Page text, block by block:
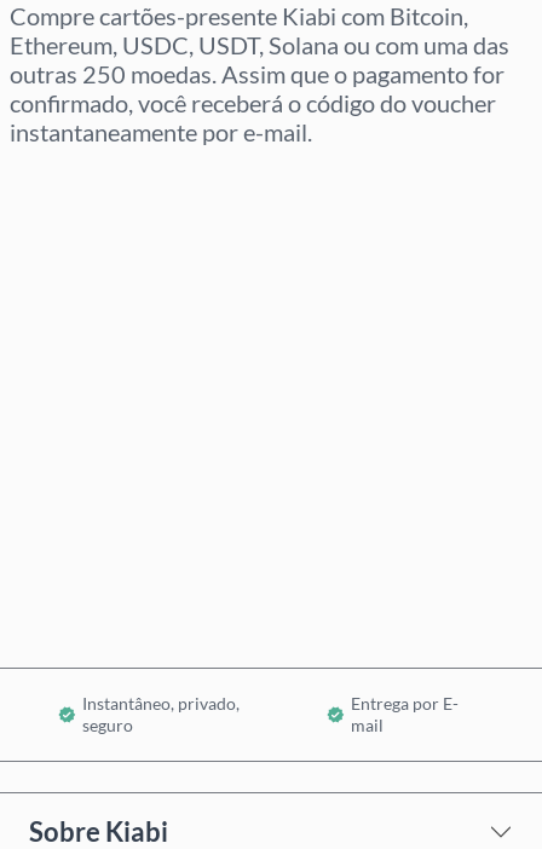
Compre cartões-presente Kiabi com Bitcoin,
Ethereum, USDC, USDT, Solana ou com uma das
outras 250 moedas. Assim que o pagamento for
confirmado, você receberá o código do voucher
instantaneamente por e-mail.
Instantâneo, privado,
seguro
Entrega por E-
mail
Sobre Kiabi